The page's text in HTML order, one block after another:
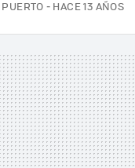
PUERTO HACE 13 AÑOS